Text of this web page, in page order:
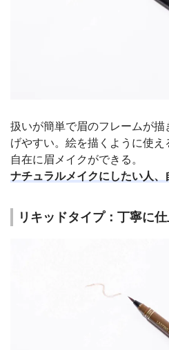
扱いが簡単で眉のフレームが
げやすい。絵を描くように使
自在に眉メイクができる。
ナチュラルメイクにしたい人、
リキッドタイプ：丁寧に